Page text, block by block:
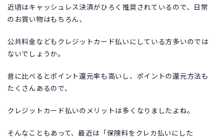
近頃はキャッシュレス決済がひろく推奨されているので、日常
のお買い物はもちろん、
公共料金などもクレジットカード払いにしている方多いのでは
ないでしょうか。
昔に比べるとポイント還元率も高いし、ポイントの還元方法も
たくさんあるので、
クレジットカード払いのメリットは多くなりましたよね。
そんなこともあって、最近は「保険料をクレカ払いにした